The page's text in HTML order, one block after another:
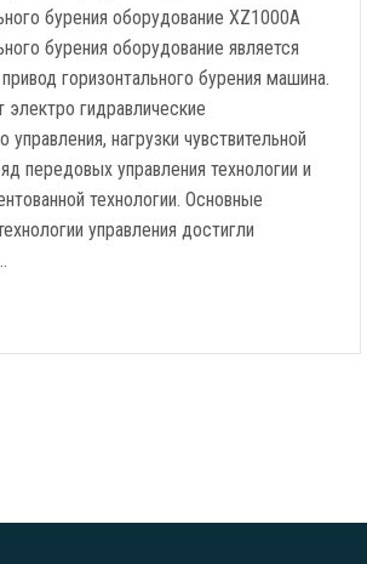
бурения оборудование XZ1000A
бурения оборудование является
горизонтального бурения машина.
гидравлические
управления, нагрузки чувствительной
передовых управления технологии и
технологии. Основные
управления достигли